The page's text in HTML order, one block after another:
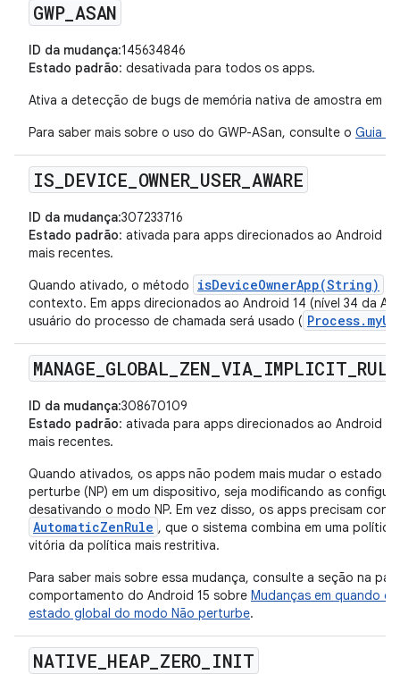
GWP_ ASAN
ID da mudança:145634846
Estado padrão: desativada para todos os apps.
Ativa a detecção de bugs de memória nativa de amostra em
Para saber mais sobre o uso do GWP-ASan, consulte o Guia
IS DEVICE OWNER_ USER AWARE
ID da mudança:307233716
Estado padrão: ativada para apps direcionados ao Android
mais recentes.
Quando ativado, o método
isDeviceOwnerApp(String)
contexto. Em apps direcionados ao Android 14 (nível 34 da
usuário do processo de chamada será usado (
MANAGE GLOBAL ZEN VIA_ IMPLICIT
ID da mudança:308670109
Estado padrão: ativada para apps direcionados ao Android
mais recentes.
Quando ativados, os apps não podem mais mudar o estado
perturbe (NP) em um dispositivo, seja modificando as
desativando o modo NP. Em vez disso, os apps precisam
AutomaticZenRule , que o sistema combina em uma
vitória da política mais restritiva.
Para saber mais sobre essa mudança, consulte a seção na
comportamento do Android 15 sobre Mudanças em quando
estado global do modo Não perturbe.
NATIVE HEAP_ ZERO INIT